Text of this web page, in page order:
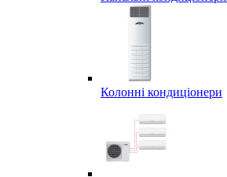
Колонні кондиціонери